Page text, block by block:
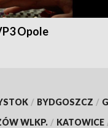
Opole
/ BYDGOSZCZ /
WLKP. / KATOWICE